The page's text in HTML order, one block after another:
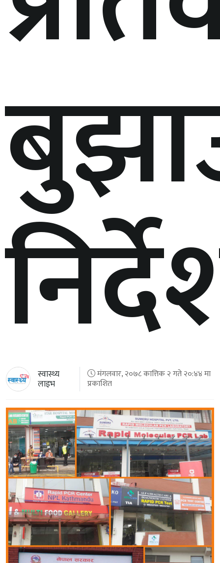
स्वास्थ्य
लाइभ
मंगलवार, २०७८ कात्तिक २ गते २०:४४ मा
प्रकाशित